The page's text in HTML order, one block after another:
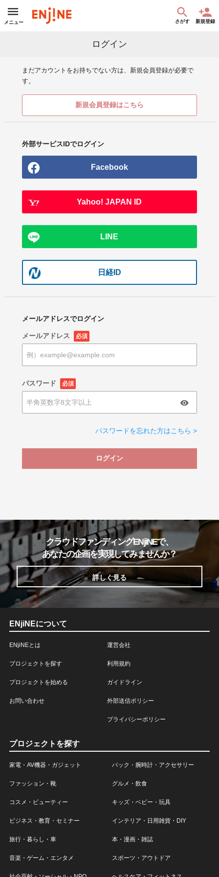
メニュー さがす 新規登録
ログイン
まだアカウントをお持ちでない方は、新規会員登録が必要で
す。
新規会員登録はこちら
外部サービスIDでログイン
Facebook
Yahoo! JAPAN ID
LINE
日経ID
メールアドレスでログイン
メールアドレス 必須
パスワード 必須
パスワードを忘れた方はこちら >
ログイン
クラウドファンディングENjiNEで、
あなたの企画を実現してみませんか？
詳しく見る
ENjiNEについて
ENjiNEとは
プロジェクトを探す
プロジェクトを始める
お問い合わせ
運営会社
利用規約
ガイドライン
外部送信ポリシー
プライバシーポリシー
プロジェクトを探す
家電・AV機器・ガジェット バック・腕時計・アクセサリー
ファッション・靴 グルメ・飲食
コスメ・ビューティー キッズ・ベビー・玩具
ビジネス・教育・セミナー インテリア・日用雑貨・DIY
旅行・暮らし・車 本・漫画・雑誌
音楽・ゲーム・エンタメ スポーツ・アウトドア